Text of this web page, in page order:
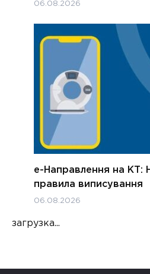
06.08.2026
е-Направлення на КТ:
правила виписування
06.08.2026
загрузка...